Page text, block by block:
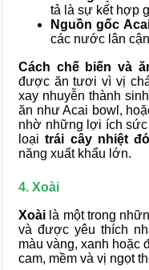
tả là sự kết hợp
Nguồn gốc
các nước lân
Cách chế biến và
được ăn tươi vì vị
xay nhuyễn thành
ăn như Acai bowl,
nhờ những lợi ích
loạitrái cây nhiệt
năng xuất khẩu lớn.
4. Xoài
Xoài là một trong
và được yêu thích
màu vàng, xanh hoặc
cam, mềm và vị ngọt